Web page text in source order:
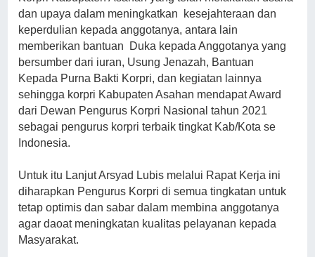
dan upaya dalam meningkatkan kesejahteraan dan
keperdulian kepada anggotanya, antara lain
memberikan bantuan Duka kepada Anggotanya yang
bersumber dari iuran, Usung Jenazah, Bantuan
Kepada Purna Bakti Korpri, dan kegiatan lainnya
sehingga korpri Kabupaten Asahan mendapat Award
dari Dewan Pengurus Korpri Nasional tahun 2021
sebagai pengurus korpri terbaik tingkat Kab/Kota se
Indonesia.
Untuk itu Lanjut Arsyad Lubis melalui Rapat Kerja ini
diharapkan Pengurus Korpri di semua tingkatan untuk
tetap optimis dan sabar dalam membina anggotanya
agar daoat meningkatan kualitas pelayanan kepada
Masyarakat.